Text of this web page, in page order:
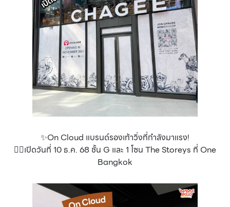
✨On Cloud แบรนด์รองเท้าวิ่งที่กำลังมาแรง!
👉🏻เปิดวันที่ 10 ธ.ค. 68 ชั้น G และ 1 โซน The Storeys ที่ One
Bangkok